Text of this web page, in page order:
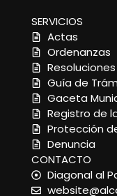
SERVICIOS
Actas
Ordenanzas
Resoluciones
Guía de
Gaceta
Registro de
Protección
Denuncia
CONTACTO
Diagonal al